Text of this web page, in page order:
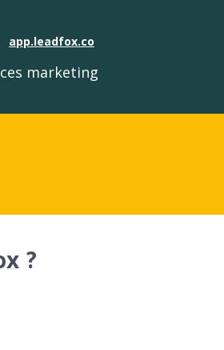
app.leadfox.co
marketing
?